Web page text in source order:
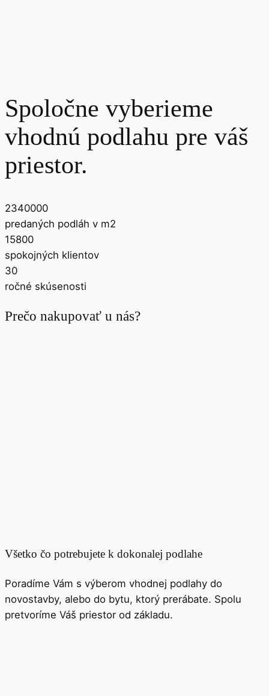
Spoločne vyberieme
vhodnú podlahu pre váš
priestor.
2340000
predaných podláh v m2
15800
spokojných klientov
30
ročné skúsenosti
Prečo nakupovať u nás?
Všetko čo potrebujete k dokonalej podlahe
Poradíme Vám s výberom vhodnej podlahy do
novostavby, alebo do bytu, ktorý prerábate. Spolu
pretvoríme Váš priestor od základu.